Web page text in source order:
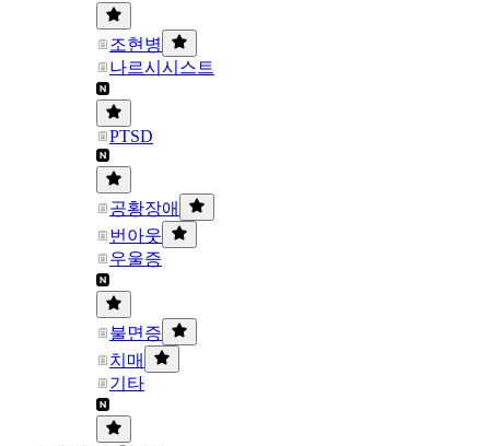
조현병
나르시시스트
PTSD
공황장애
번아웃
우울증
불면증
치매
기타